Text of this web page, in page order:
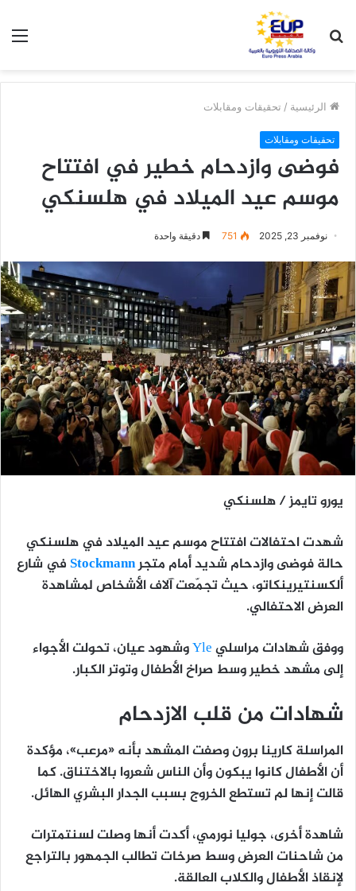
عن
الرئيسية / تحقيقات ومقابلات
تحقيقات ومقابلات
فوضى وازدحام خطير في افتتاح
موسم عيد الميلاد في هلسنكي
نوفمبر 23, 2025 751 دقيقة واحدة
يورو تايمز / هلسنكي
شهدت احتفالاتافتتاح موسم عيد الميلاد في هلسنكي
حالة فوضى وازدحام شديد أمام متجرStockmannفي شارع
ألكسنتيرينكاتو، حيث تجمّعت آلاف الأشخاص لمشاهدة
العرض الاحتفالي.
ووفق شهادات مراسليYleوشهود عيان، تحولت الأجواء
إلى مشهد خطير وسط صراخ الأطفال وتوتر الكبار.
شهادات من قلب الازدحام
المراسلةكارينا برونوصفت المشهد بأنه «مرعب»، مؤكدة
أن الأطفال كانوا يبكون وأن الناس شعروا بالاختناق. كما
قالت إنها لم تستطع الخروج بسبب الجدار البشري الهائل.
شاهدة أخرى، جوليا نورمي، أكدت أنها وصلت لسنتمترات
من شاحنات العرض وسط صرخات تطالب الجمهور بالتراجع
لإنقاذ الأطفال والكلاب العالقة.